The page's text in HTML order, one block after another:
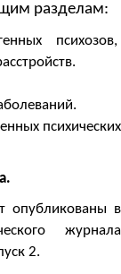
разделам:
психозов,
психических
в
журнала
2.